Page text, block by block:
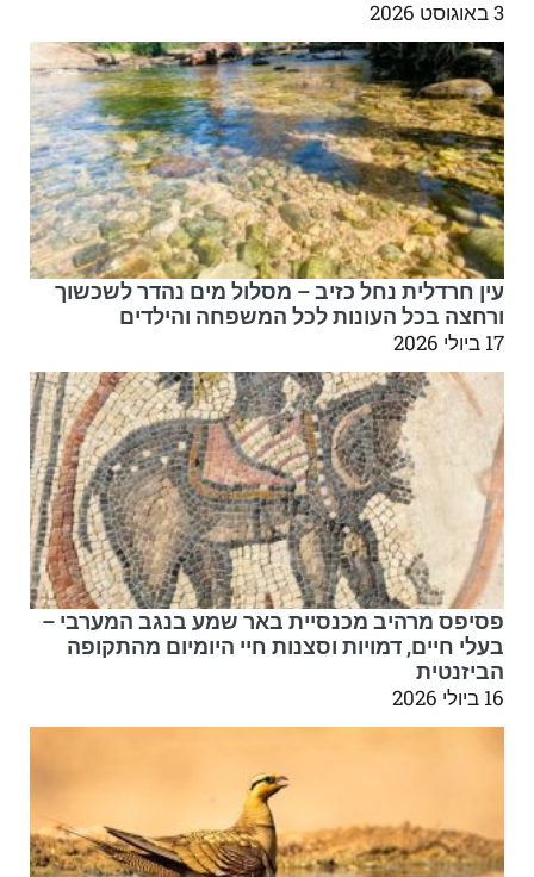
3 באוגוסט 2026
עין חרדלית נחל כזיב – מסלול מים נהדר לשכשוך
ורחצה בכל העונות לכל המשפחה והילדים
17 ביולי 2026
פסיפס מרהיב מכנסיית באר שמע בנגב המערבי –
בעלי חיים, דמויות וסצנות חיי היומיום מהתקופה
הביזנטית
16 ביולי 2026